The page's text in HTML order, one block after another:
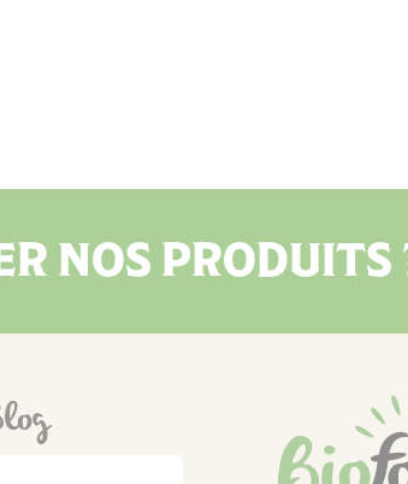
NOS PRODUITS